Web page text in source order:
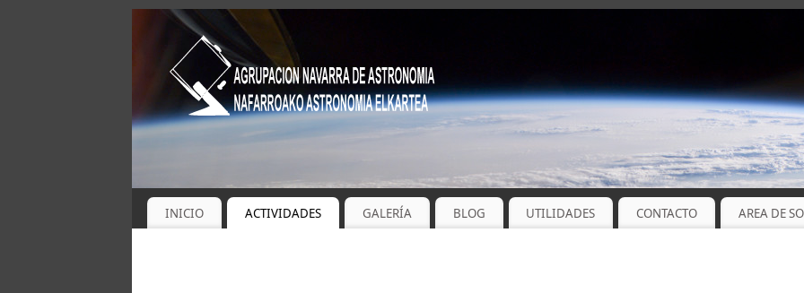
INICIO ACTIVIDADES GALERÍA BLOG UTILIDADES CONTACTO AREA DE